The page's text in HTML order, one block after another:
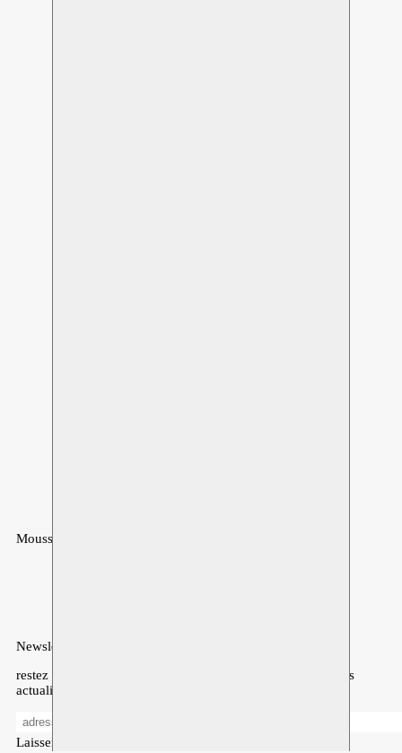
Moussem
Newsletter
restez informé·es sur notre programme, l’agenda, et d’autres
actualités
Laisser vide